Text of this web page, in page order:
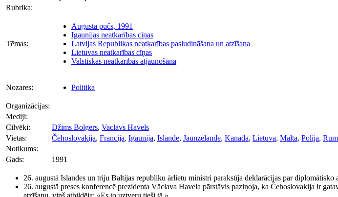
Rubrika:
Tēmas:
Augusta pučs, 1991
Igaunijas neatkarības cīņas
Latvijas Republikas neatkarības pasludināšana un atzīšana
Lietuvas neatkarības cīņas
Valstiskās neatkarības atjaunošana
Nozares: Politika
Organizācijas:
Mediji:
Cilvēki:
Džims Bolgers, Vaclavs Havels
Vietas:
Čehoslovākija, Francija, Igaunija, Islande, Jaunzēlande, Kanāda, Lietuva, Malta, Polija,
Notikums:
Gads:
1991
26. augustā Islandes un triju Baltijas republiku ārlietu ministri parakstīja deklarācijas par diplomātisko
26. augustā preses konferencē prezidenta Vāclava Havela pārstāvis paziņoja, ka Čehoslovakija ir
atzīšanu, viņš atbildēja: «Es to uztveru tieši tā.»